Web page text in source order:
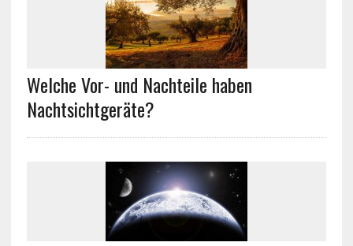
Welche Vor- und Nachteile haben
Nachtsichtgeräte?